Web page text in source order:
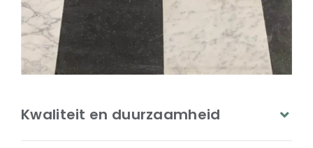
Kwaliteit en duurzaamheid